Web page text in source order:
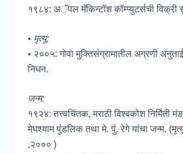
१९८४: अॅपल मॅकिन्टॉश कॉम्प्युटर्सची विक्री
• मृत्यू:
• २००५: गोवा मुक्तिसंग्रामातील अग्रणी
निधन.
जन्म:
१९२४: तत्त्वचिंतक, मराठी विश्वकोश निर्मिती
मेघश्याम पुंडलिक तथा मे. पुं. रेगे यांचा जन्म.
,२००० )